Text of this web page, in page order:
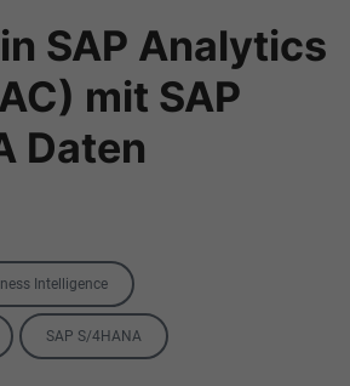
SAP Analytics
mit SAP
Daten
Intelligence
SAP S/4HANA